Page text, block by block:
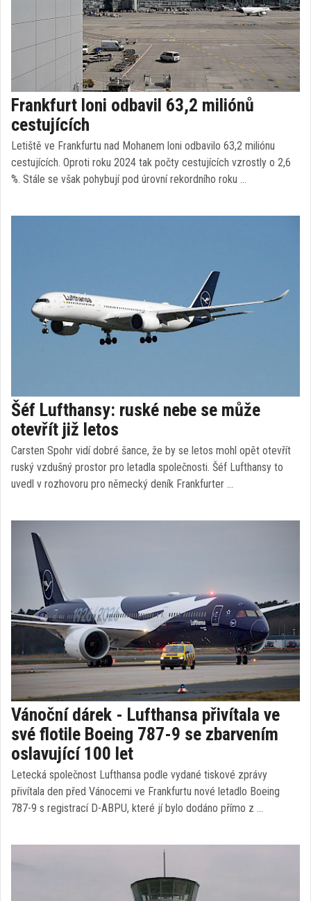
Frankfurt loni odbavil 63,2 miliónů
cestujících
Letiště ve Frankfurtu nad Mohanem loni odbavilo 63,2 miliónu
cestujících. Oproti roku 2024 tak počty cestujících vzrostly o 2,6
%. Stále se však pohybují pod úrovní rekordního roku …
Šéf Lufthansy: ruské nebe se může
otevřít již letos
Carsten Spohr vidí dobré šance, že by se letos mohl opět otevřít
ruský vzdušný prostor pro letadla společnosti. Šéf Lufthansy to
uvedl v rozhovoru pro německý deník Frankfurter …
Vánoční dárek - Lufthansa přivítala ve
své flotile Boeing 787-9 se zbarvením
oslavující 100 let
Letecká společnost Lufthansa podle vydané tiskové zprávy
přivítala den před Vánocemi ve Frankfurtu nové letadlo Boeing
787-9 s registrací D-ABPU, které jí bylo dodáno přímo z …